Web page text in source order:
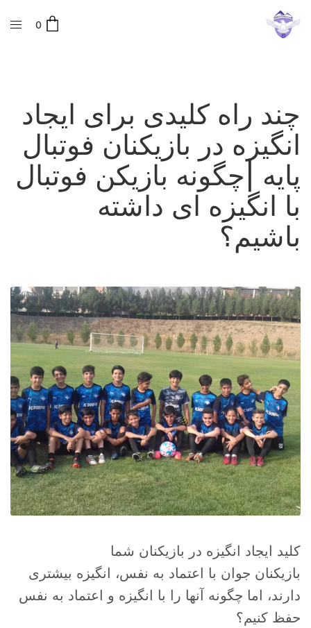
0
چند راه کلیدی برای ایجاد
انگیزه در بازیکنان فوتبال
پایه |چگونه بازیکن فوتبال
با انگیزه ای داشته
باشیم؟
کلید ایجاد انگیزه در بازیکنان شما
بازیکنان جوان با اعتماد به نفس، انگیزه بیشتری
دارند، اما چگونه آنها را با انگیزه و اعتماد به نفس
حفظ کنیم؟